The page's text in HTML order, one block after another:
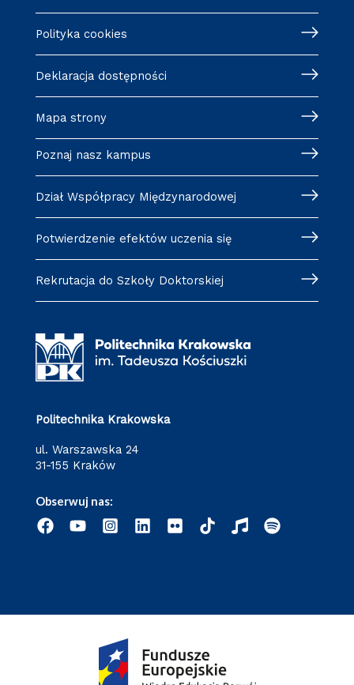
Polityka cookies
Deklaracja dostępności
Mapa strony
Poznaj nasz kampus
Dział Współpracy Międzynarodowej
Potwierdzenie efektów uczenia się
Rekrutacja do Szkoły Doktorskiej
Politechnika Krakowska
ul. Warszawska 24
31-155 Kraków
Obserwuj nas: